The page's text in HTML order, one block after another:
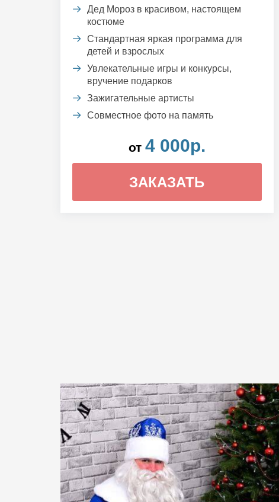
Дед Мороз в красивом, настоящем
костюме
Стандартная яркая программа для
детей и взрослых
Увлекательные игры и конкурсы,
вручение подарков
Зажигательные артисты
Совместное фото на память
от 4 000р.
ЗАКАЗАТЬ